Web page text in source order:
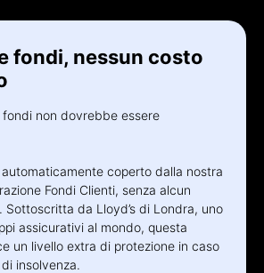
fondi, nessun costo
non dovrebbe essere
coperto dalla nostra
Fondi Clienti, senza alcun
Sottoscritta da Lloyd’s di Londra, uno
assicurativi al mondo, questa
un livello extra di protezione in caso
insolvenza.